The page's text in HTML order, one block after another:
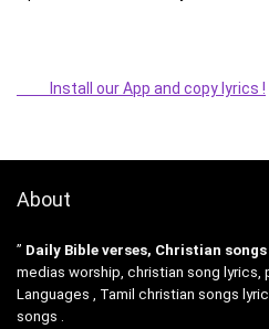
Install our App and copy lyrics !
About
” Daily Bible verses, Christian
medias worship, christian song lyrics,
Languages , Tamil christian songs
songs .